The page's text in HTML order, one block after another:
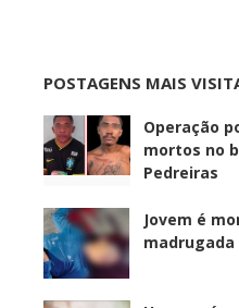
POSTAGENS MAIS
Operação
mortos no
Pedreiras
Jovem é
madrugada